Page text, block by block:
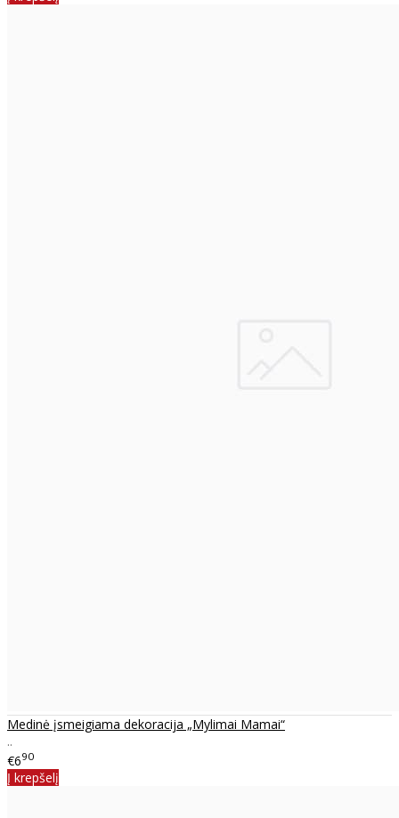
Medinė įsmeigiama dekoracija „Mylimai Mamai“
..
€690
Į krepšelį